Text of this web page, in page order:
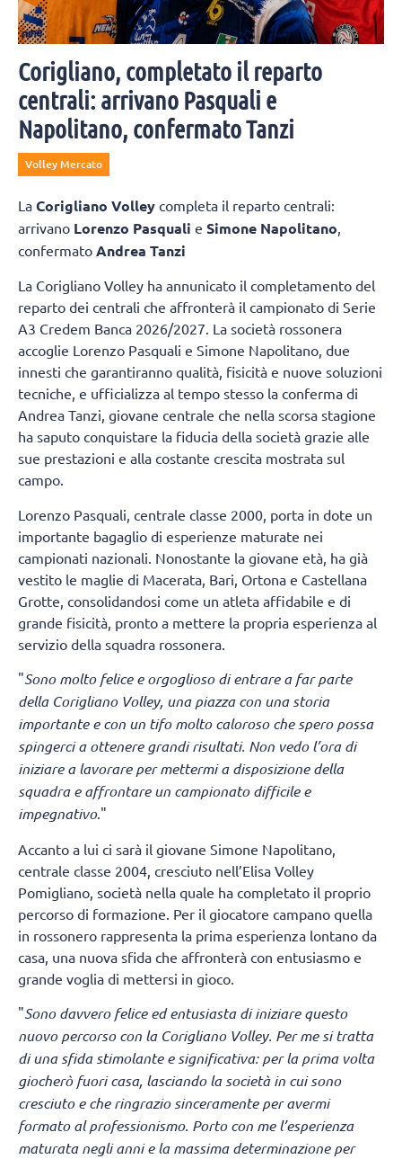
Corigliano, completato il reparto
centrali: arrivano Pasquali e
Napolitano, confermato Tanzi
Volley Mercato
La Corigliano Volley completa il reparto centrali:
arrivano Lorenzo Pasquali e Simone Napolitano
confermato Andrea Tanzi
La Corigliano Volley ha annunicato il completamento del
reparto dei centrali che affronterà il campionato di Serie
A3 Credem Banca 2026/2027. La società rossonera
accoglie Lorenzo Pasquali e Simone Napolitano, due
innesti che garantiranno qualità, fisicità e nuove soluzioni
tecniche, e ufficializza al tempo stesso la conferma di
Andrea Tanzi, giovane centrale che nella scorsa stagione
ha saputo conquistare la fiducia della società grazie alle
sue prestazioni e alla costante crescita mostrata sul
campo.
Lorenzo Pasquali, centrale classe 2000, porta in dote un
importante bagaglio di esperienze maturate nei
campionati nazionali. Nonostante la giovane età, ha già
vestito le maglie di Macerata, Bari, Ortona e Castellana
Grotte, consolidandosi come un atleta affidabile e di
grande fisicità, pronto a mettere la propria esperienza al
servizio della squadra rossonera.
"Sono molto felice e orgoglioso di entrare a far parte
della Corigliano Volley, una piazza con una storia
importante e con un tifo molto caloroso che spero possa
spingerci a ottenere grandi risultati. Non vedo l’ora di
iniziare a lavorare per mettermi a disposizione della
squadra e affrontare un campionato difficile e
impegnativo."
Accanto a lui ci sarà il giovane Simone Napolitano,
centrale classe 2004, cresciuto nell’Elisa Volley
Pomigliano, società nella quale ha completato il proprio
percorso di formazione. Per il giocatore campano quella
in rossonero rappresenta la prima esperienza lontano da
casa, una nuova sfida che affronterà con entusiasmo e
grande voglia di mettersi in gioco.
"Sono davvero felice ed entusiasta di iniziare questo
nuovo percorso con la Corigliano Volley. Per me si tratta
di una sfida stimolante e significativa: per la prima volta
giocherò fuori casa, lasciando la società in cui sono
cresciuto e che ringrazio sinceramente per avermi
formato al professionismo. Porto con me l’esperienza
maturata negli anni e la massima determinazione per